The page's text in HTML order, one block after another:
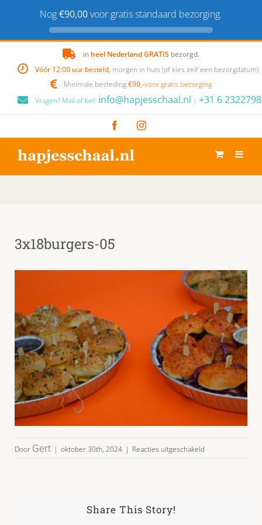
Nog€90,00voor gratis standaard bezorging.
content
in heel Nederland GRATIS bezorgd.
Vóór 12:00 uur besteld, morgen in huis (of kies zelf een bezorgdatum)
Minimale besteding€90,-voor gratis bezorging
Vragen? Mail of bel: info@hapjesschaal.nl | +31 6
FacebookInstagram
3x18burgers-05
Door Gert | oktober 30th, 2024 | Reacties uitgeschakeld
3x18burgers-
Share This Story!